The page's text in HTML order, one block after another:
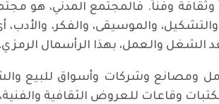
وثقافةً وفناً. فالمجتمع المدني، هو
والتشكيل، والموسيقى، والفكر،
والعمل، بهذا الرأسمال الرمزي،
ومصانع وشركات وأسواق للبيع
وقاعات للعروض الثقافية